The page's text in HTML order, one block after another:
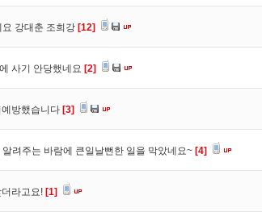
강대춘 조희강 [12]
사기 안당했네요 [2]
방했습니다 [3]
려주는 바람에 큰일날뻔한 일을 막았네요~ [4]
라고요! [1]